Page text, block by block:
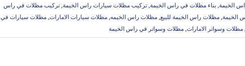
الخيمة, بناء مظلات في راس الخيمة, تركيب مظلات سيارات راس الخيمة, تركيب مظلات في راس
الخيمة, مظلات راس الخيمة للبيع, مظلات راس الخيمه, مظلات سيارات الامارات, مظلات سيارات في
مظلات وسواتر الامارات, ‏مظلات وسواتر في راس الخيمة